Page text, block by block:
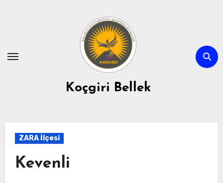
Koçgiri Bellek
ZARA İlçesi
Kevenli